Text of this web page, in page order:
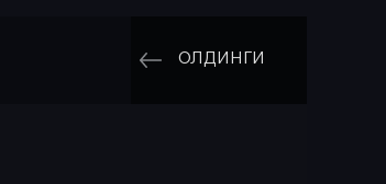
ОЛДИНГИ